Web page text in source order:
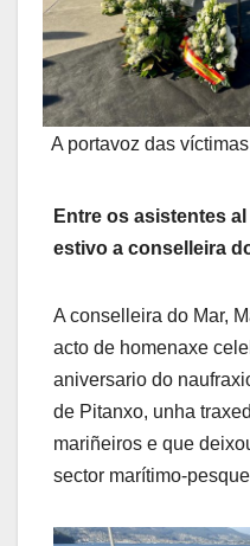
A portavoz das
Entre os asistentes
estivo a conselleira
A conselleira do Mar,
acto de homenaxe
aniversario do
de Pitanxo, unha
mariñeiros e que
sector marítimo-